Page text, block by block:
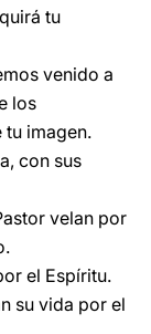
tu
venido a
los
imagen.
con sus
velan por
el Espíritu.
su vida por el